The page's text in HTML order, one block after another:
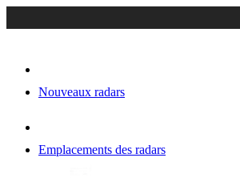
Nouveaux radars
Emplacements des radars